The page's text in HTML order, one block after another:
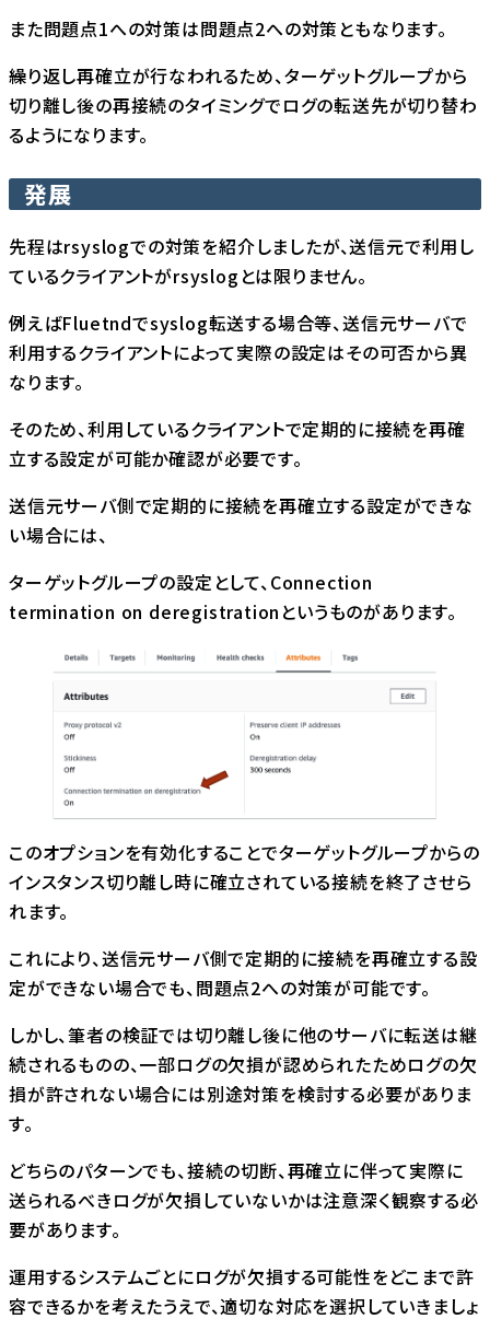
また問題点1への対策は問題点2への対策ともなります。
繰り返し再確立が行なわれるため、ターゲットグループから
切り離し後の再接続のタイミングでログの転送先が切り替わ
るようになります。
発展
先程はrsyslogでの対策を紹介しましたが、送信元で利用し
ているクライアントがrsyslogとは限りません。
例えばFluetndでsyslog転送する場合等、送信元サーバで
利用するクライアントによって実際の設定はその可否から異
なります。
そのため、利用しているクライアントで定期的に接続を再確
立する設定が可能か確認が必要です。
送信元サーバ側で定期的に接続を再確立する設定ができな
い場合には、
ターゲットグループの設定として、Connection
termination on deregistrationというものがあります。
このオプションを有効化することでターゲットグループからの
インスタンス切り離し時に確立されている接続を終了させら
れます。
これにより、送信元サーバ側で定期的に接続を再確立する設
定ができない場合でも、問題点2への対策が可能です。
しかし、筆者の検証では切り離し後に他のサーバに転送は継
続されるものの、一部ログの欠損が認められたためログの欠
損が許されない場合には別途対策を検討する必要がありま
す。
どちらのパターンでも、接続の切断、再確立に伴って実際に
送られるべきログが欠損していないかは注意深く観察する必
要があります。
運用するシステムごとにログが欠損する可能性をどこまで許
容できるかを考えたうえで、適切な対応を選択していきましょ